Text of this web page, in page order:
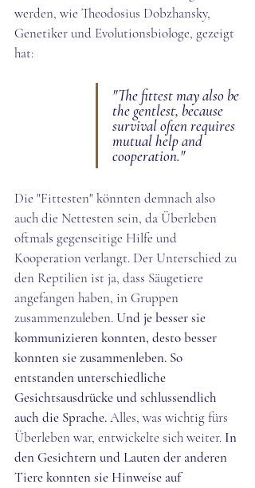
werden, wie Theodosius Dobzhansky,
Genetiker und Evolutionsbiologe, gezeigt
hat:
"The fittest may also be
the gentlest, because
survival often requires
mutual help and
cooperation."
Die "Fittesten" könnten demnach also
auch die Nettesten sein, da Überleben
oftmals gegenseitige Hilfe und
Kooperation verlangt. Der Unterschied zu
den Reptilien ist ja, dass Säugetiere
angefangen haben, in Gruppen
zusammenzuleben. Und je besser sie
kommunizieren konnten, desto besser
konnten sie zusammenleben. So
entstanden unterschiedliche
Gesichtsausdrücke und schlussendlich
auch die Sprache. Alles, was wichtig fürs
Überleben war, entwickelte sich weiter. In
den Gesichtern und Lauten der anderen
Tiere konnten sie Hinweise auf